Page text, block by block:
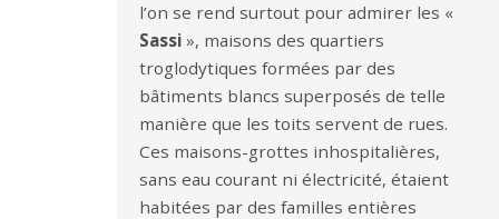
l’on se rend surtout pour admirer les «
Sassi », maisons des quartiers
troglodytiques formées par des
bâtiments blancs superposés de telle
manière que les toits servent de rues.
Ces maisons-grottes inhospitalières,
sans eau courant ni électricité, étaient
habitées par des familles entières